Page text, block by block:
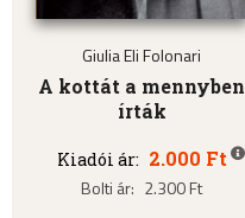
Giulia Eli Folonari
A kottát a mennyben
írták
Kiadói ár: 2.000 Ft
Bolti ár: 2.300 Ft